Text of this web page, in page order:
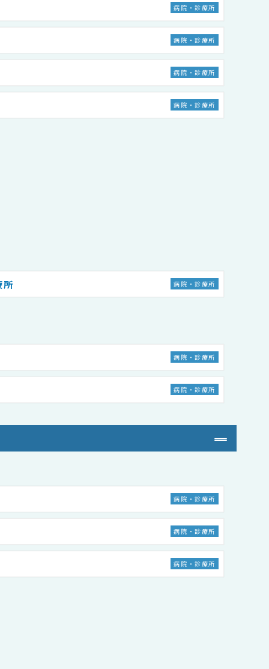
病院・診療所
病院・診療所
病院・診療所
病院・診療所
所 病院・診療所
病院・診療所
病院・診療所
病院・診療所
病院・診療所
病院・診療所